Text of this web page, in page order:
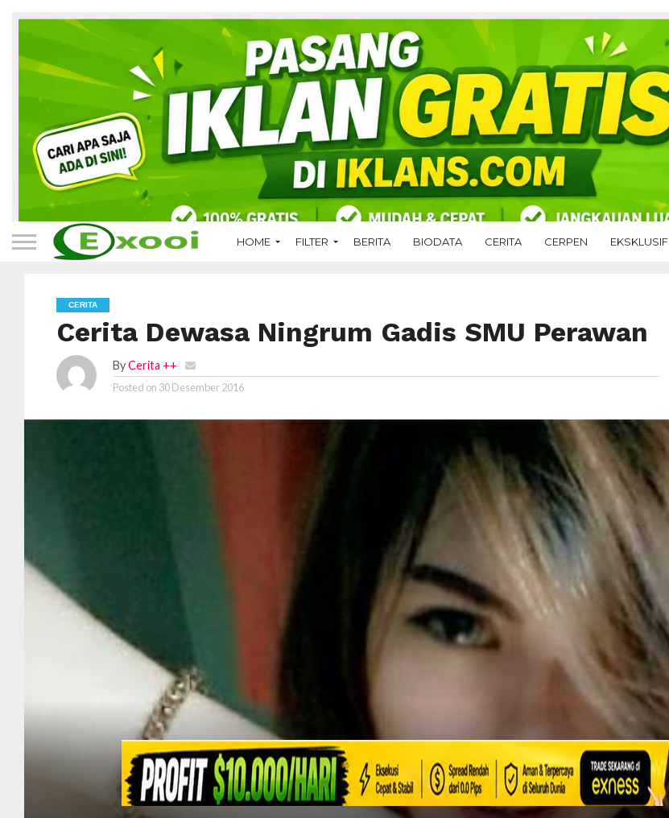
HOME FILTER BERITA BIODATA CERITA CERPEN EKSKLUSIF
CERITA
Cerita Dewasa Ningrum Gadis SMU Perawan
By Cerita ++
Posted on 30 Desember 2016